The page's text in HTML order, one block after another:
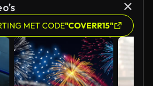
MET CODE"COVERR15"